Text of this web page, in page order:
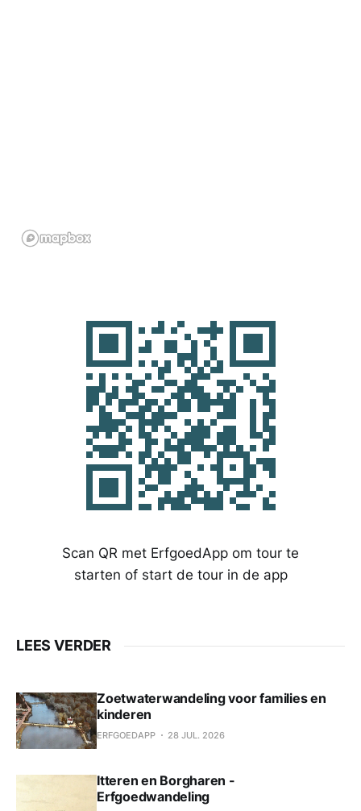
Scan QR met ErfgoedApp om tour te
starten of start de tour in de app
LEES VERDER
Zoetwaterwandeling voor families en
kinderen
ERFGOEDAPP 28 JUL. 2026
Itteren en Borgharen -
Erfgoedwandeling